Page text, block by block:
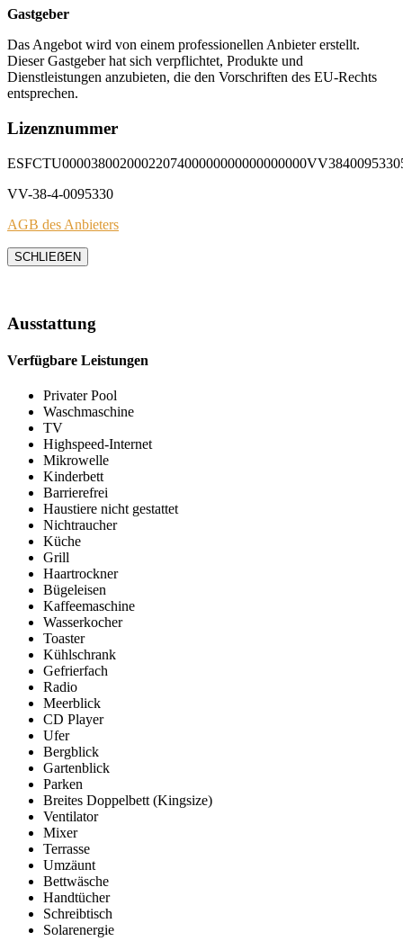
Gastgeber
Das Angebot wird von einem professionellen Anbieter erstellt.
Dieser Gastgeber hat sich verpflichtet, Produkte und
Dienstleistungen anzubieten, die den Vorschriften des EU-Rechts
entsprechen.
Lizenznummer
VV-38-4-0095330
AGB des Anbieters
SCHLIEẞEN
Ausstattung
Verfügbare Leistungen
Privater Pool
Waschmaschine
TV
Highspeed-Internet
Mikrowelle
Kinderbett
Barrierefrei
Haustiere nicht gestattet
Nichtraucher
Küche
Grill
Haartrockner
Bügeleisen
Kaffeemaschine
Wasserkocher
Toaster
Kühlschrank
Gefrierfach
Radio
Meerblick
CD Player
Ufer
Bergblick
Gartenblick
Parken
Breites Doppelbett (Kingsize)
Ventilator
Mixer
Terrasse
Umzäunt
Bettwäsche
Handtücher
Schreibtisch
Solarenergie